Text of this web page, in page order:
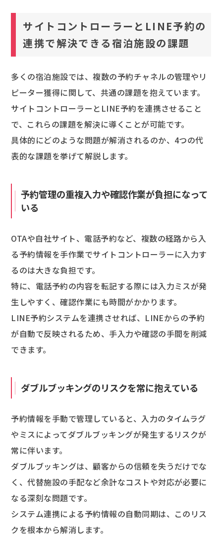
サイトコントローラーとLINE予約の
連携で解決できる宿泊施設の課題
多くの宿泊施設では、複数の予約チャネルの管理やリ
ピーター獲得に関して、共通の課題を抱えています。
サイトコントローラーとLINE予約を連携させること
で、これらの課題を解決に導くことが可能です。
具体的にどのような問題が解消されるのか、4つの代
表的な課題を挙げて解説します。
予約管理の重複入力や確認作業が負担になって
いる
OTAや自社サイト、電話予約など、複数の経路から入
る予約情報を手作業でサイトコントローラーに入力す
るのは大きな負担です。
特に、電話予約の内容を転記する際には入力ミスが発
生しやすく、確認作業にも時間がかかります。
LINE予約システムを連携させれば、LINEからの予約
が自動で反映されるため、手入力や確認の手間を削減
できます。
ダブルブッキングのリスクを常に抱えている
予約情報を手動で管理していると、入力のタイムラグ
やミスによってダブルブッキングが発生するリスクが
常に伴います。
ダブルブッキングは、顧客からの信頼を失うだけでな
く、代替施設の手配など余計なコストや対応が必要に
なる深刻な問題です。
システム連携による予約情報の自動同期は、このリス
クを根本から解消します。